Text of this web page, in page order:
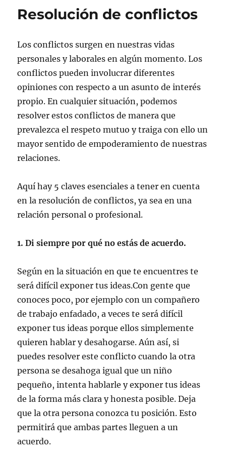
Resolución de conflictos
Los conflictos surgen en nuestras vidas
personales y laborales en algún momento. Los
conflictos pueden involucrar diferentes
opiniones con respecto a un asunto de interés
propio. En cualquier situación, podemos
resolver estos conflictos de manera que
prevalezca el respeto mutuo y traiga con ello un
mayor sentido de empoderamiento de nuestras
relaciones.
Aquí hay 5 claves esenciales a tener en cuenta
en la resolución de conflictos, ya sea en una
relación personal o profesional.
1. Di siempre por qué no estás de acuerdo.
Según en la situación en que te encuentres te
será difícil exponer tus ideas.Con gente que
conoces poco, por ejemplo con un compañero
de trabajo enfadado, a veces te será difícil
exponer tus ideas porque ellos simplemente
quieren hablar y desahogarse. Aún así, si
puedes resolver este conflicto cuando la otra
persona se desahoga igual que un niño
pequeño, intenta hablarle y exponer tus ideas
de la forma más clara y honesta posible. Deja
que la otra persona conozca tu posición. Esto
permitirá que ambas partes lleguen a un
acuerdo.